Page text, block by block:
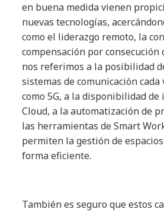
en buena medida vienen
nuevas tecnologías,
como el liderazgo remoto, la
compensación por consecución
nos referimos a la posibilidad
sistemas de comunicación cada
como 5G, a la disponibilidad
Cloud, a la automatización de
las herramientas de Smart
permiten la gestión de
forma eficiente.
También es seguro que estos